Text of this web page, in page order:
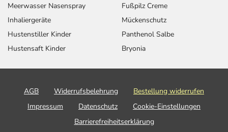
Meerwasser Nasenspray
Inhaliergeräte
Hustenstiller Kinder
Hustensaft Kinder
Fußpilz Creme
Mückenschutz
Panthenol Salbe
Bryonia
AGB Widerrufsbelehrung
Bestellung widerrufen
Impressum
Datenschutz
Cookie-Einstellungen
Barrierefreiheitserklärung